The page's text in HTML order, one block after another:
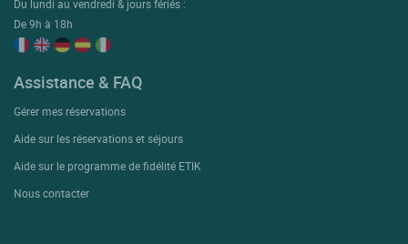
Du lundi au vendredi & jours fériés :
De 9h à 18h
Assistance & FAQ
Gérer mes réservations
Aide sur les réservations et séjours
Aide sur le programme de fidélité ETIK
Nous contacter